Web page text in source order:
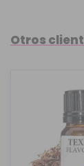
Otros